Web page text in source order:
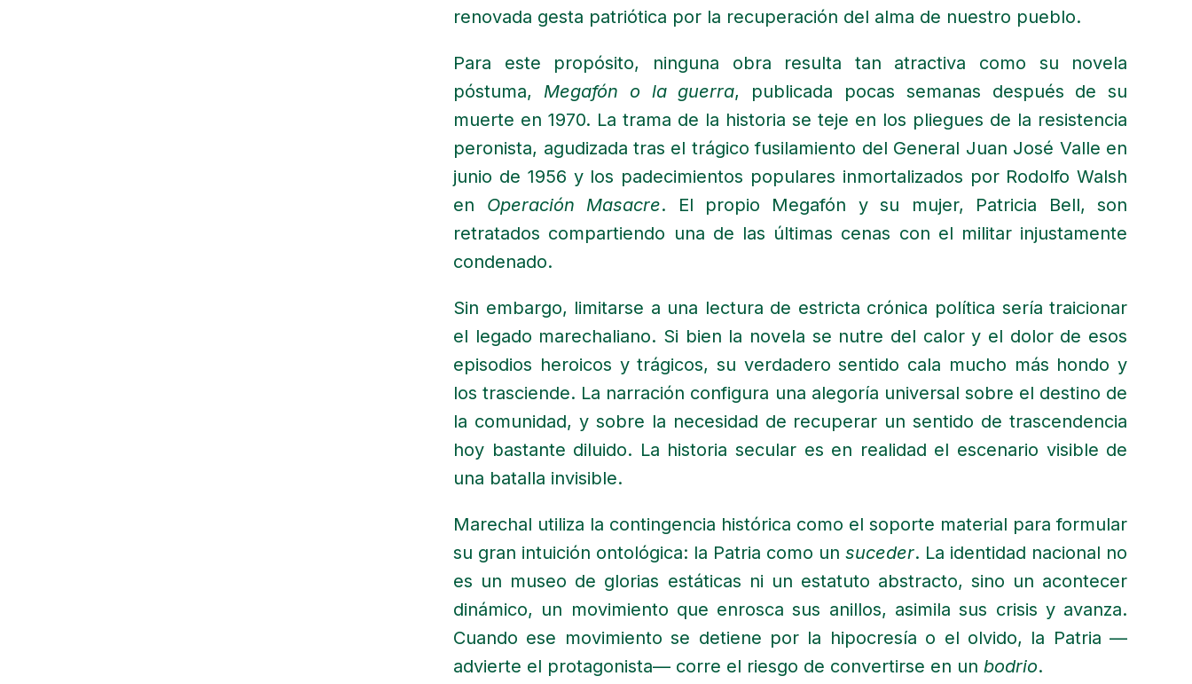
renovada gesta patriótica por la recuperación del alma de nuestro pueblo.
Para este propósito, ninguna obra resulta tan atractiva como su novela
póstuma, Megafón o la guerra, publicada pocas semanas después de su
muerte en 1970. La trama de la historia se teje en los pliegues de la resistencia
peronista, agudizada tras el trágico fusilamiento del General Juan José Valle en
junio de 1956 y los padecimientos populares inmortalizados por Rodolfo Walsh
en Operación Masacre. El propio Megafón y su mujer, Patricia Bell, son
retratados compartiendo una de las últimas cenas con el militar injustamente
condenado.
Sin embargo, limitarse a una lectura de estricta crónica política sería traicionar
el legado marechaliano. Si bien la novela se nutre del calor y el dolor de esos
episodios heroicos y trágicos, su verdadero sentido cala mucho más hondo y
los trasciende. La narración configura una alegoría universal sobre el destino de
la comunidad, y sobre la necesidad de recuperar un sentido de trascendencia
hoy bastante diluido. La historia secular es en realidad el escenario visible de
una batalla invisible.
Marechal utiliza la contingencia histórica como el soporte material para formular
su gran intuición ontológica: la Patria como unsuceder. La identidad nacional no
es un museo de glorias estáticas ni un estatuto abstracto, sino un acontecer
dinámico, un movimiento que enrosca sus anillos, asimila sus crisis y avanza.
Cuando ese movimiento se detiene por la hipocresía o el olvido, la Patria —
advierte el protagonista— corre el riesgo de convertirse en unbodrio.